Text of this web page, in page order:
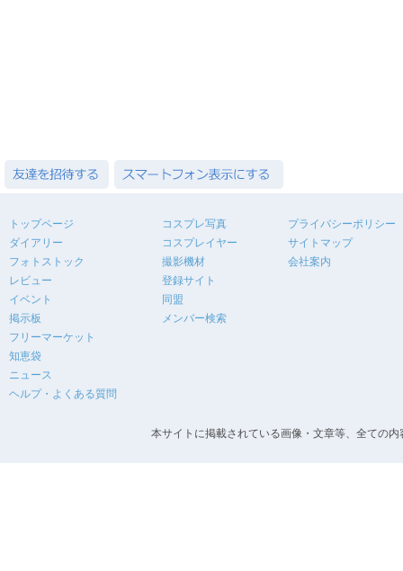
トップページ
ダイアリー
フォトストック
レビュー
イベント
掲示板
フリーマーケット
知恵袋
ニュース
ヘルプ・よくある質問
コスプレ写真
コスプレイヤー
撮影機材
登録サイト
同盟
メンバー検索
プライバシーポリシー
サイトマップ
会社案内
本サイトに掲載されている画像・文章等、全ての